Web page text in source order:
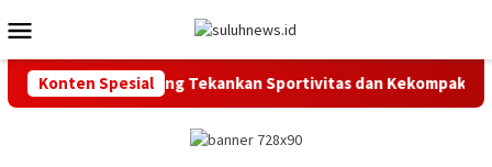
ke
kontenMobile
Konten Spesial
Tangerang Tekankan Sportivitas dan Kekompakan ASN